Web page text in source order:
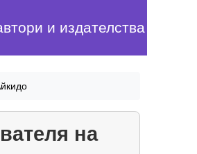
и издателства
на